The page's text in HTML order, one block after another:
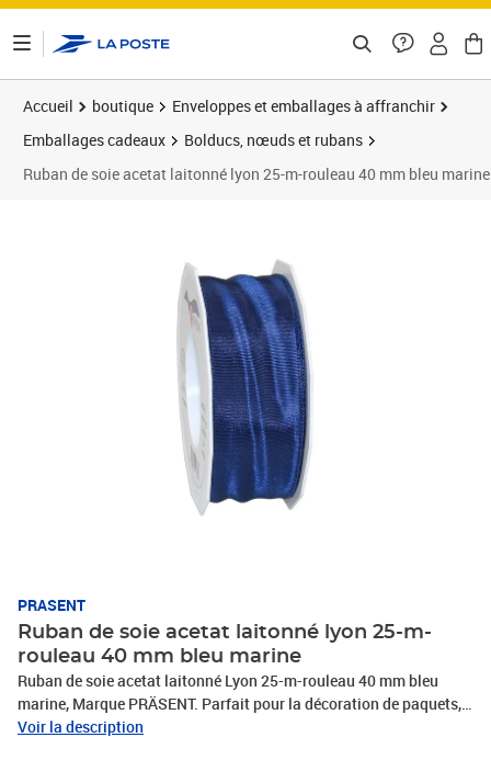
Accueil boutique
Enveloppes et emballages à affranchir
Emballages cadeaux
Bolducs, nœuds et rubans
Ruban de soie acetat laitonné lyon 25-m-rouleau 40 mm bleu marine
PRASENT
Ruban de soie acetat laitonné lyon 25-m-
rouleau 40 mm bleu marine
Ruban de soie acetat laitonné Lyon 25-m-rouleau 40 mm bleu
marine, Marque PRÄSENT. Parfait pour la décoration de paquets,
cadeaux, loisirs décoratifs et tous vos projets DIY. Nos produits
Voir la description